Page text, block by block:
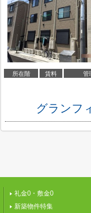
所在階 賃料 管
グランフ
礼金0・敷金0
新築物件特集